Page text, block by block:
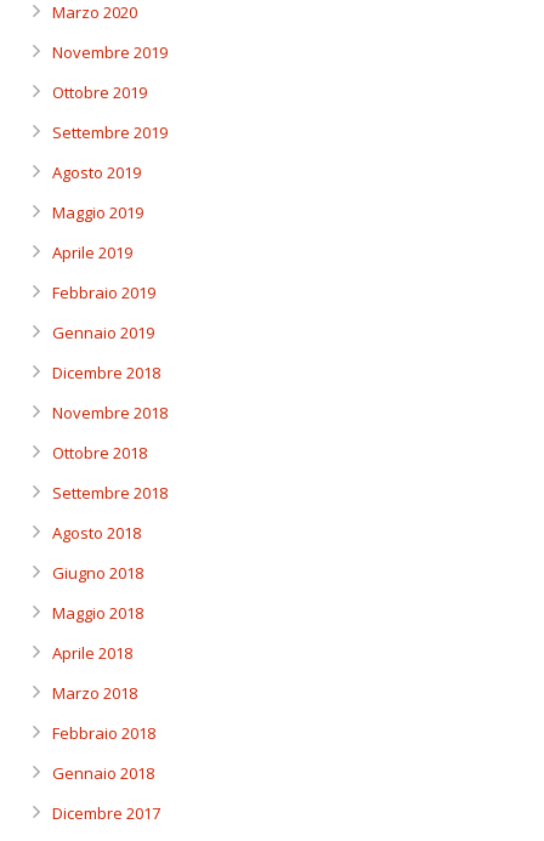
Marzo 2020
Novembre 2019
Ottobre 2019
Settembre 2019
Agosto 2019
Maggio 2019
Aprile 2019
Febbraio 2019
Gennaio 2019
Dicembre 2018
Novembre 2018
Ottobre 2018
Settembre 2018
Agosto 2018
Giugno 2018
Maggio 2018
Aprile 2018
Marzo 2018
Febbraio 2018
Gennaio 2018
Dicembre 2017